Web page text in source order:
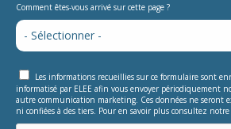
Comment êtes-vous arrivé sur cette page ?
Les informations recueillies sur ce formulaire sont
informatisé par ELEE afin vous envoyer périodiquement
autre communication marketing. Ces données ne seront
ni confiées à des tiers. Pour en savoir plus consultez notre